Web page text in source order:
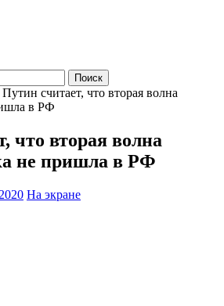
Путин считает, что вторая волна
в РФ
что вторая волна
не пришла в РФ
На экране